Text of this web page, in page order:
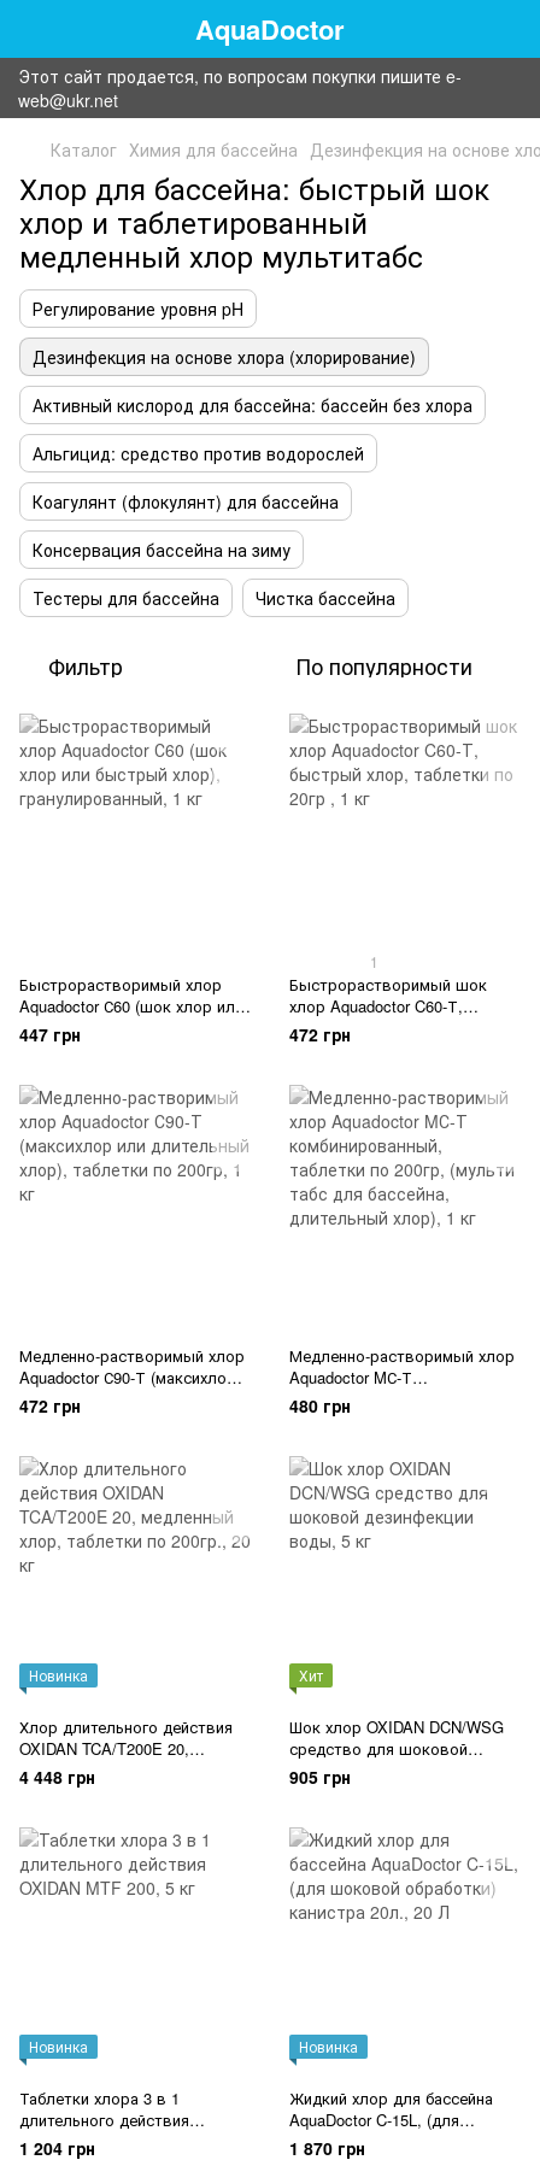
AquaDoctor
Этот сайт продается, по вопросам покупки пишите e-
web@ukr.net
Каталог Химия для бассейна Дезинфекция на основе
Хлор для бассейна: быстрый шок
хлор и таблетированный
медленный хлор мультитабс
Регулирование уровня pH
Дезинфекция на основе хлора (хлорирование)
Активный кислород для бассейна: бассейн без хлора
Альгицид: средство против водорослей
Коагулянт (флокулянт) для бассейна
Консервация бассейна на зиму
Тестеры для бассейна
Чистка бассейна
Фильтр По популярности
Быстрорастворимый хлор
Aquadoctor С60 (шок хлор или
быстрый хлор),
гранулированный
447 грн
1
Быстрорастворимый шок
хлор Aquadoctor C60-Т,
быстрый хлор, таблетки по
20гр
472 грн
Медленно-растворимый хлор
Aquadoctor С90-Т (максихлор
или длительный хлор),
таблетки по 200гр
472 грн
Медленно-растворимый хлор
Aquadoctor MС-Т
комбинированный, таблетки
по 200гр, (мульти табс для
480 грн
Новинка
Хлор длительного действия
OXIDAN TCA/T200E 20,
медленный хлор, таблетки по
200гр.
4 448 грн
Хит
Шок хлор OXIDAN DCN/WSG
средство для шоковой
дезинфекции воды
905 грн
Новинка
Таблетки хлора 3 в 1
длительного действия
OXIDAN MTF 200
1 204 грн
Новинка
Жидкий хлор для бассейна
AquaDoctor C-15L, (для
шоковой обработки) канистра
1 870 грн